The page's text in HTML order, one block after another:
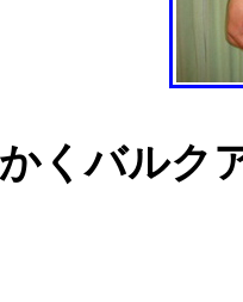
くバルク